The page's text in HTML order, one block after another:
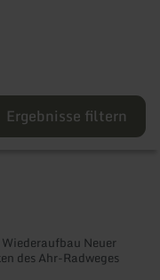
Ergebnisse filtern
Neuer
des Ahr-Radweges